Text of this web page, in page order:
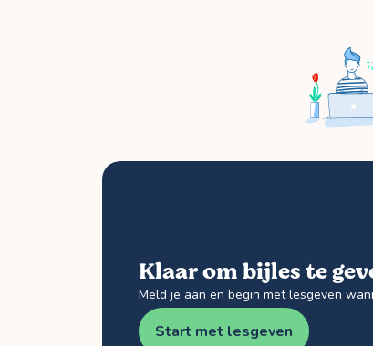
Klaar om bijles te
Meld je aan en begin met lesgeven
Start met lesgeven